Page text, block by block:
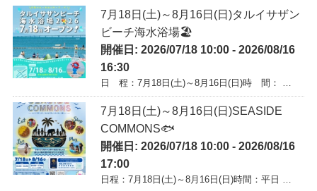
7月18日(土)～8月16日(日)タルイサザン
ビーチ海水浴場🏖️
開催日: 2026/07/18 10:00 - 2026/08/16
16:30
日 程：7月18日(土)～8月16日(日)時 間： …
7月18日(土)～8月16日(日)SEASIDE
COMMONS🐟
開催日: 2026/07/18 10:00 - 2026/08/16
17:00
日程：7月18日(土)～8月16日(日)時間：平日 …